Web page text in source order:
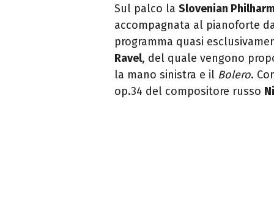
Sul palco la Slovenian
accompagnata al pianoforte
programma quasi
Ravel, del quale vengono
la mano sinistra e il Bolero.
op.34 del compositore russo